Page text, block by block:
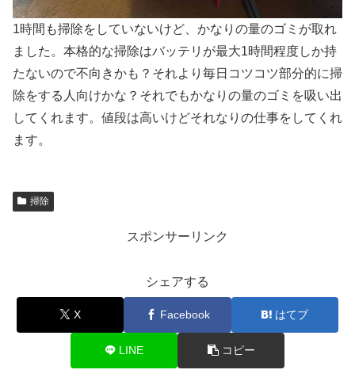
1時間も掃除をしていないけど、かなりの量のゴミが取れ
ました。本格的な掃除はバッテリが最大1時間程度しか持
たないので不向きかも？それより毎日コツコツ部分的に掃
除をする人向けかな？それでもかなりの量のゴミを吸い出
してくれます。値段は高いけどそれなりの仕事をしてくれ
ます。
掃除
スポンサーリンク
シェアする
X Facebook はてブ
LINE コピー